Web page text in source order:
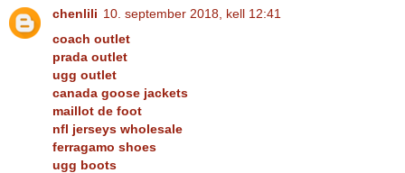
chenlili 10. september 2018, kell 12:41
coach outlet
prada outlet
ugg outlet
canada goose jackets
maillot de foot
nfl jerseys wholesale
ferragamo shoes
ugg boots